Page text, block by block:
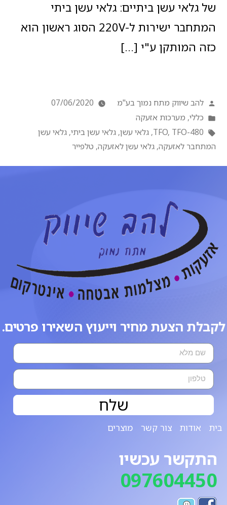
של גלאי עשן ביתיים: גלאי עשן ביתי
המתחבר ישירות ל-220V הסוג ראשון הוא
כזה המותקן ע"י […]
להב שיווק מתח נמוך בע"מ
07/06/2020
כללי, מערכות אזעקה
TFO, TFO-480
, גלאי עשן, גלאי עשן ביתי, גלאי עשן
המתחבר לאזעקה, גלאי עשן לאזעקה, טלפייר
לקבלת הצעת מחיר וייעוץ השאירו פרטים.
שלח
בית אודות צור קשר מוצרים
התקשר עכשיו
097604450